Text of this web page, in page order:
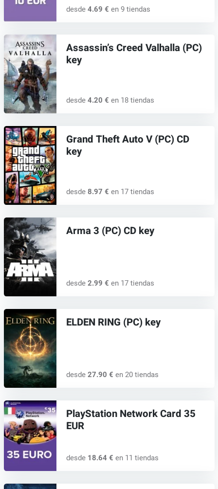
desde 4.69 € en 9 tiendas
Assassin’s Creed Valhalla (PC)
key
desde 4.20 € en 18 tiendas
Grand Theft Auto V (PC) CD
key
desde 8.97 € en 17 tiendas
Arma 3 (PC) CD key
desde 2.99 € en 17 tiendas
ELDEN RING (PC) key
desde 27.90 € en 20 tiendas
PlayStation Network Card 35
EUR
desde 18.64 € en 11 tiendas